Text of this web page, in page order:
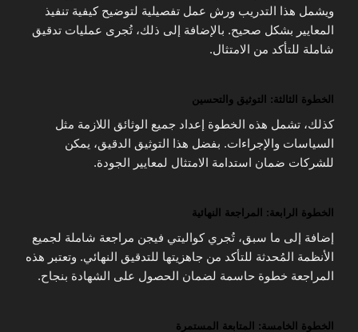
ويشمل هذا التدريب ورش عمل تفصيلية لتوضيح كيفية تنفيذ
المعايير بشكل صحيح. بالإضافة إلى ذلك، تُجرى عمليات تدقيق
شاملة للتأكد من الامتثال.
الخطوة الثالثة: التوثيق والتحسين
كذلك، تشمل هذه الخطوة إعداد جميع الوثائق اللازمة مثل
السياسات والإجراءات. بفضل هذا التوثيق الدقيق، يمكن
للشركات ضمان استدامة الامتثال لمعايير الجودة.
الخطوة الرابعة: المراجعة النهائية
إضافة إلى ما سبق، تُجري كواليتي فيجن مراجعة شاملة لجميع
الأنظمة المُحدثة للتأكد من جاهزيتها للتدقيق النهائي. وتعتبر هذه
المراجعة خطوة حاسمة لضمان الحصول على الشهادة بنجاح.
الخطوة الخامسة: المتابعة المستمرة